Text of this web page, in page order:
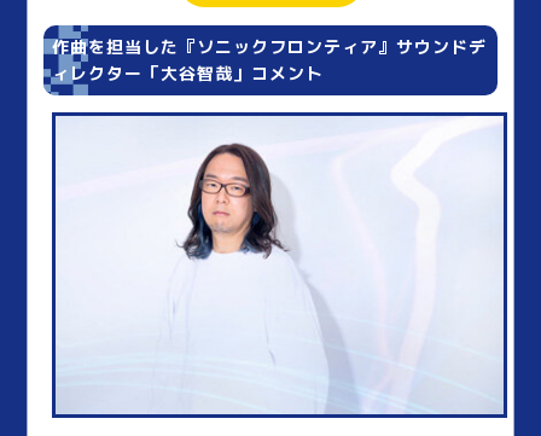
作曲を担当した『ソニックフロンティア』サウンドデ
ィレクター「大谷智哉」コメント